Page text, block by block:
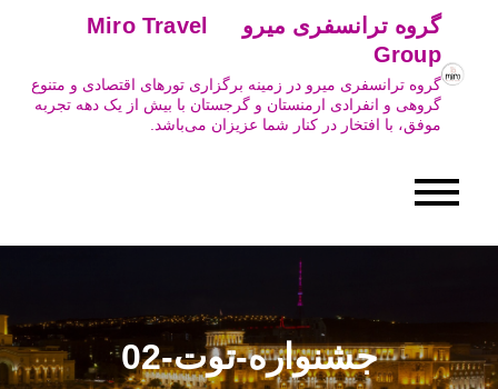
content
گروه ترانسفری میرو Miro Travel
Group
گروه ترانسفری میرو در زمینه برگزاری تورهای اقتصادی و متنوع
گروهی و انفرادی ارمنستان و گرجستان با بیش از یک دهه تجربه
موفق، با افتخار در کنار شما عزیزان می‌باشد.
جشنواره-توت-02